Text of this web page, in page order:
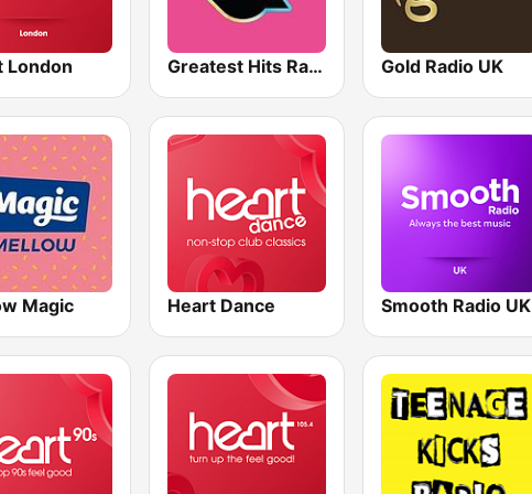
London Greatest Hits Radio South Coast Gold Radio UK
Magic Heart Dance Smooth Radio UK